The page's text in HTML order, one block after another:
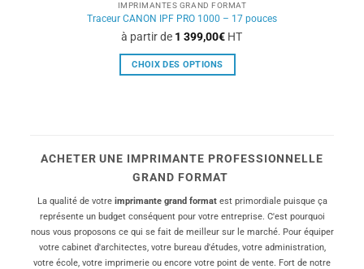
IMPRIMANTES GRAND FORMAT
Traceur CANON IPF PRO 1000 – 17 pouces
à partir de 1 399,00€ HT
CHOIX DES OPTIONS
options
peuvent
être
choisies
sur
ACHETER UNE IMPRIMANTE PROFESSIONNELLE
GRAND FORMAT
La qualité de votreimprimante grand formatest primordiale puisque ça
représente un budget conséquent pour votre entreprise. C'est pourquoi
nous vous proposons ce qui se fait de meilleur sur le marché. Pour équiper
votre cabinet d'architectes, votre bureau d'études, votre administration,
votre école, votre imprimerie ou encore votre point de vente. Fort de notre